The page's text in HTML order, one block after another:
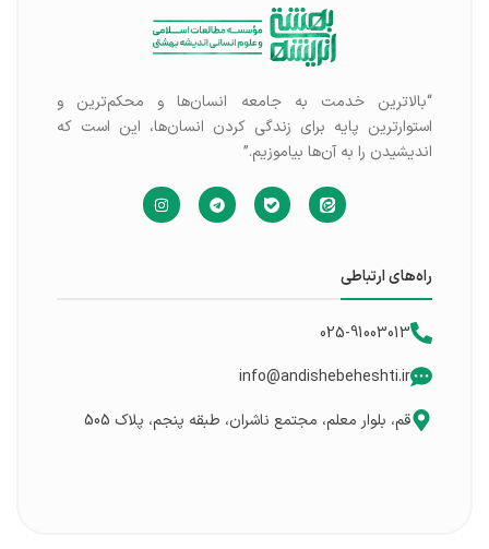
“بالاترین خدمت به جامعه انسان‌ها و محکم‌ترین و
استوارترین پایه برای زندگی کردن انسان‌ها، این است که
اندیشیدن را به آن‌ها بیاموزیم.”
راه‌های ارتباطی
025-91003013
info@andishebeheshti.ir
قم، بلوار معلم، مجتمع ناشران، طبقه پنجم، پلاک 505